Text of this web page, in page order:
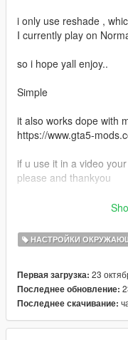
i only use reshade ,
I currently play on
so i hope yall enjoy..
Simple
it also works dope with
https://www.gta5-
if u use it in a video
please and thankyou
If u like this and want
https://
НАСТРОЙКИ
Первая загрузка: 23
Последнее обновление:
Последнее скачивание: